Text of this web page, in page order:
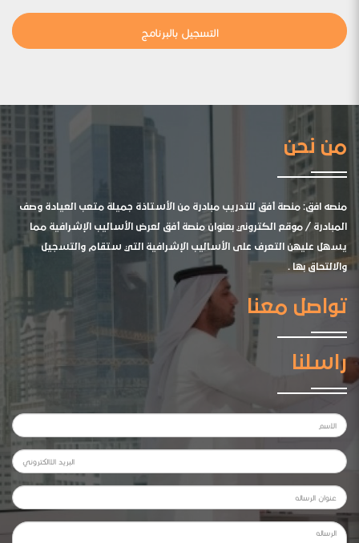
التسجيل بالبرنامج
من نحن
منصه افق: منصة أفق للتدريب مبادرة من الأستاذة جميلة متعب العيادة وصف
المبادرة / موقع الكتروني بعنوان منصة أفق لعرض الأساليب الإشرافية مما
يسهل عليهن التعرف على الأساليب الإشرافية التي ستقام والتسجيل
والالتحاق بها .
تواصل معنا
راسلنا